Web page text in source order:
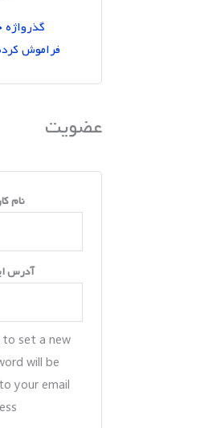
گذرواژه
فراموش
عضویت
نام
آدرس
to set a new
will be
your email